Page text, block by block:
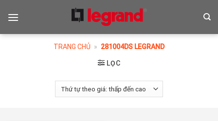
TRANG CHỦ » 281004DS LEGRAND
LỌC